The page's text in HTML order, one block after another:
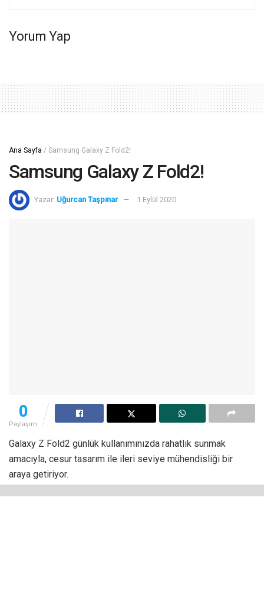
Yorum Yap
Ana Sayfa / Samsung Galaxy Z Fold2!
Samsung Galaxy Z Fold2!
Yazar: Uğurcan Taşpınar 1 Eylül 2020
0
Paylaşım
Galaxy Z Fold2 günlük kullanımınızda rahatlık sunmak
amacıyla, cesur tasarım ile ileri seviye mühendisliği bir
araya getiriyor.
Eksiksiz ve sürükleyici bir içerik deneyimi – 6,2 inçlik